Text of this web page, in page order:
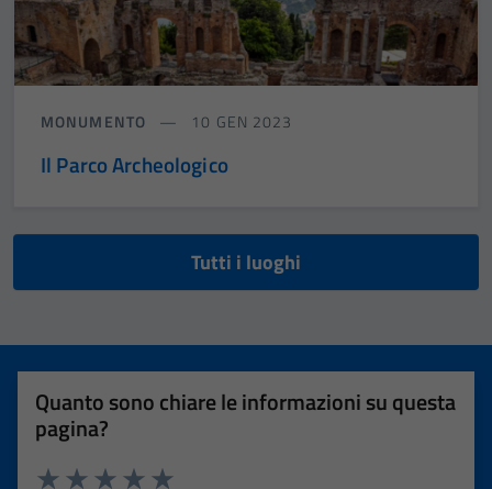
MONUMENTO 10 GEN 2023
Il Parco Archeologico
Tutti i luoghi
Quanto sono chiare le informazioni su questa
pagina?